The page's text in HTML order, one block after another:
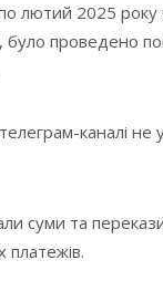
лютий 2025
проведено
каналі не
суми та
платежів.